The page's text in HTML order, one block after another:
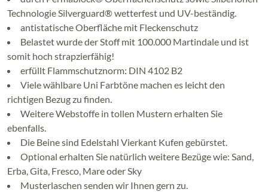
Technologie Silverguard® wetterfest und UV-beständig.
antistatische Oberfläche mit Fleckenschutz
Belastet wurde der Stoff mit 100.000 Martindale und ist
somit hoch strapzierfähig!
erfüllt Flammschutznorm: DIN 4102 B2
Viele wählbare Uni Farbtöne machen es leicht den
richtigen Bezug zu finden.
Weitere Webstoffe in tollen Mustern erhalten Sie
ebenfalls.
Die Beine sind Edelstahl Vierkant Kufen gebürstet.
Optional erhalten Sie natürlich weitere Bezüge wie: Sand,
Erba, Gita, Fresco, Mare oder Sky
Musterlaschen senden wir Ihnen gern zu.